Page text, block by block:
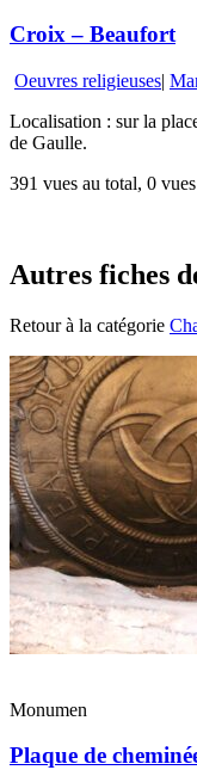
Croix – Beaufort
Oeuvres religieuses|
Localisation : sur la
de Gaulle.
391 vues au total, 0
Autres fiches
Retour à la catégorie
Monumen
Plaque de